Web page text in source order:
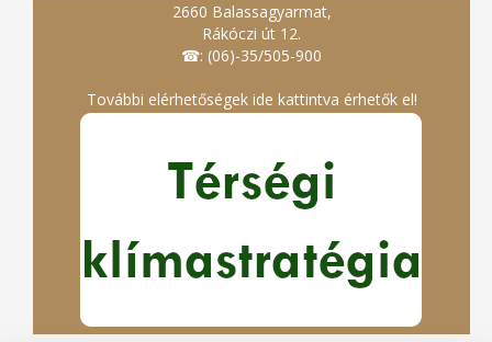
2660 Balassagyarmat,
Rákóczi út 12.
☎: (06)-35/505-900
További elérhetőségek ide kattintva érhetők el!